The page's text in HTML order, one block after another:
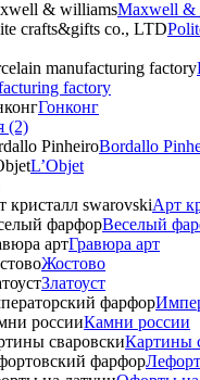
Maxwell &
factory
Гонконг
(2)
Bordallo
L’Objet
Арт
Веселый
Гравюра арт
Жостово
Златоуст
Камни россии
Картины